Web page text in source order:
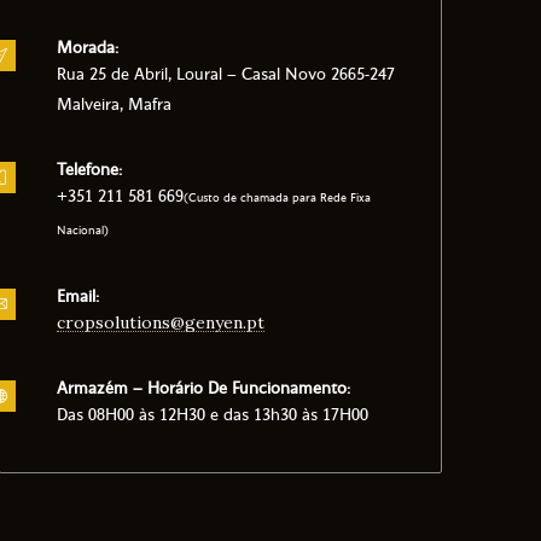
Morada:
Rua 25 de Abril, Loural – Casal Novo 2665-247
Malveira, Mafra
Telefone:
+351 211 581 669(Custo de chamada para Rede Fixa
Nacional)
Email:
cropsolutions@genyen.pt
Armazém – Horário De Funcionamento:
Das 08H00 às 12H30 e das 13h30 às 17H00